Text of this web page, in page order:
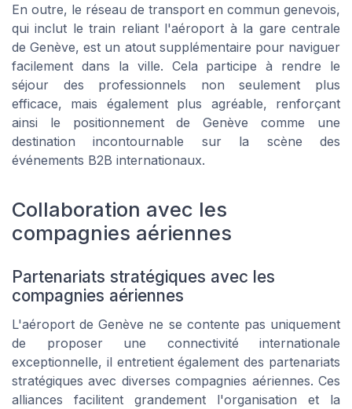
En outre, le réseau de transport en commun genevois,
qui inclut le train reliant l'aéroport à la gare centrale
de Genève, est un atout supplémentaire pour naviguer
facilement dans la ville. Cela participe à rendre le
séjour des professionnels non seulement plus
efficace, mais également plus agréable, renforçant
ainsi le positionnement de Genève comme une
destination incontournable sur la scène des
événements B2B internationaux.
Collaboration avec les
compagnies aériennes
Partenariats stratégiques avec les
compagnies aériennes
L'aéroport de Genève ne se contente pas uniquement
de proposer une connectivité internationale
exceptionnelle, il entretient également des partenariats
stratégiques avec diverses compagnies aériennes. Ces
alliances facilitent grandement l'organisation et la